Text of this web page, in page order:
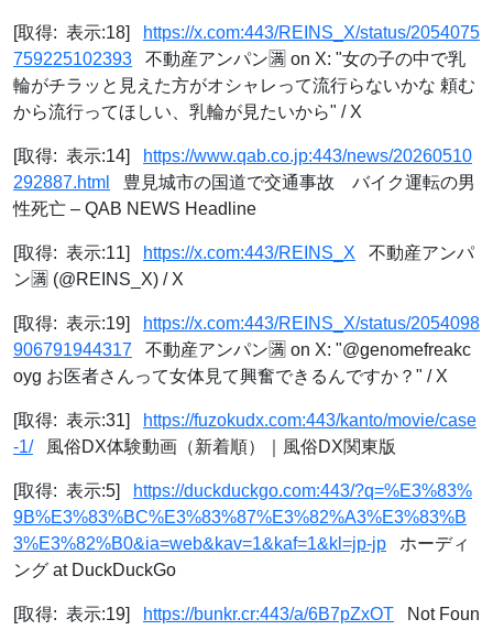
[取得: 表示:18]
https://x.com:443/REINS_X/status/2054075
759225102393 不動産アンパン🈵 on X: "女の子の中で乳
輪がチラッと見えた方がオシャレって流行らないかな 頼む
から流行ってほしい、乳輪が見たいから" / X
[取得: 表示:14]
https://www.qab.co.jp:443/news/20260510
292887.html
豊見城市の国道で交通事故 バイク運転の男
性死亡 – QAB NEWS Headline
[取得: 表示:11] https://x.com:443/REINS_X 不動産アンパ
ン🈵 (@REINS_X) / X
[取得: 表示:19]
https://x.com:443/REINS_X/status/2054098
906791944317 不動産アンパン🈵 on X: "@genomefreakc
oyg お医者さんって女体見て興奮できるんですか？" / X
[取得: 表示:31]
https://fuzokudx.com:443/kanto/movie/case
-1/風俗DX体験動画（新着順）｜風俗DX関東版
[取得: 表示:5]
https://duckduckgo.com:443/?q=%E3%83%
9B%E3%83%BC%E3%83%87%E3%82%A3%E3%83%B
3%E3%82%B0&ia=web&kav=1&kaf=1&kl=jp-jp ホーディ
ング at DuckDuckGo
[取得: 表示:19] https://bunkr.cr:443/a/6B7pZxOT Not Foun